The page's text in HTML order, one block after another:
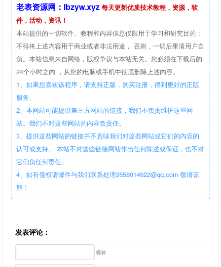
老表资源网：lbzyw.xyz 每天更新优质技术教程，资源，软
件，活动，资讯！
本站提供的一切软件、教程和内容信息仅限用于学习和研究目的；
不得将上述内容用于商业或者非法用途， 否则，一切后果请用户自
负。本站信息来自网络，版权争议与本站无关。您必须在下载后的
24个小时之内 ，从您的电脑或手机中彻底删除上述内容。
1、如果您喜欢该程序，请支持正版，购买注册，得到更好的正版
服务。
2、本网站可能提供第三方网站的链接，我们不负责维护这些网
站。我们不对这些网站的内容负责任。
3、提供这些网站的链接并不意味我们对这些网站或它们的内容的
认可或支持。 本站不对这些链接网站作出任何陈述或保证，也不对
它们负任何责任。
4、如有侵权请邮件与我们联系处理2658014622@qq.com 敬请谅
解！
发表评论：
昵称